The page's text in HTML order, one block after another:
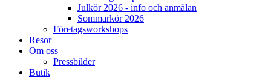
Julkör 2026 - info och anmälan
Sommarkör 2026
Företagsworkshops
Resor
Om oss
Pressbilder
Butik